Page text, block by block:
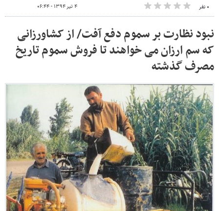
۰ نفر ۴ تیر ۱۳۹۴ - ۰۶:۴۴
نبود نظارت بر سموم دفع آفت/ از کشاورزانی
که سم ارزان می خواهند تا فروش سموم تاریخ
مصرف گذشته